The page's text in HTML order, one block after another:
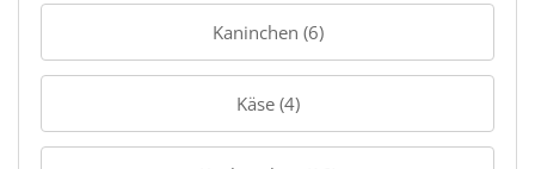
Kaninchen (6)
Käse (4)